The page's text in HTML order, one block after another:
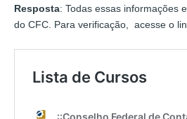
Resposta: Todas essas informações
do CFC. Para verificação, acesse o